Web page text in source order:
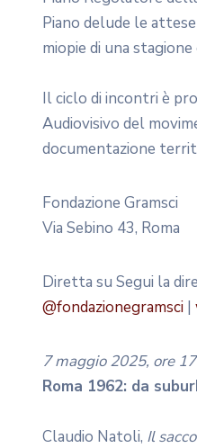
Piano delude le
miopie di una
Il ciclo di incontri è
Audiovisivo del
documentazione
Fondazione Gramsci
Via Sebino 43, Roma
Diretta su Segui la
@fondazionegramsci |
7 maggio 2025, ore
Roma 1962: da
Claudio Natoli, Il